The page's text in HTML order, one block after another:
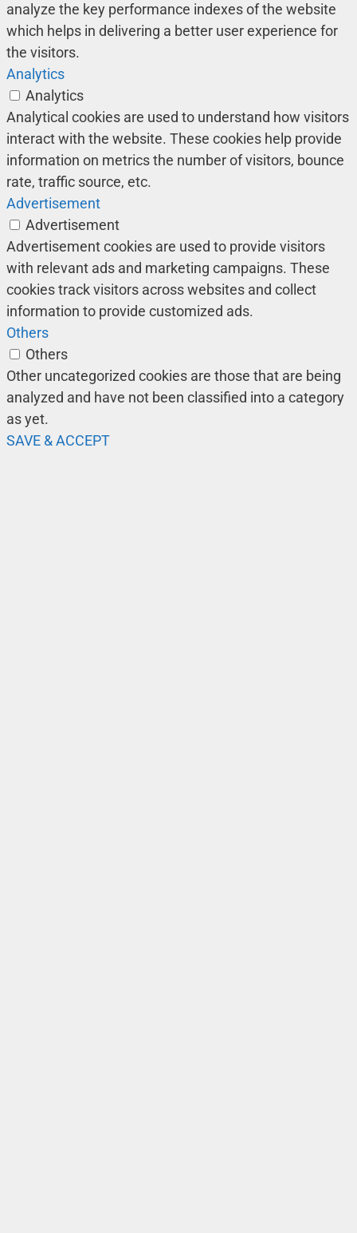
analyze the key performance indexes of the website
which helps in delivering a better user experience for
the visitors.
Analytics
Analytics
Analytical cookies are used to understand how visitors
interact with the website. These cookies help provide
information on metrics the number of visitors, bounce
rate, traffic source, etc.
Advertisement
Advertisement
Advertisement cookies are used to provide visitors
with relevant ads and marketing campaigns. These
cookies track visitors across websites and collect
information to provide customized ads.
Others
Others
Other uncategorized cookies are those that are being
analyzed and have not been classified into a category
as yet.
SAVE & ACCEPT